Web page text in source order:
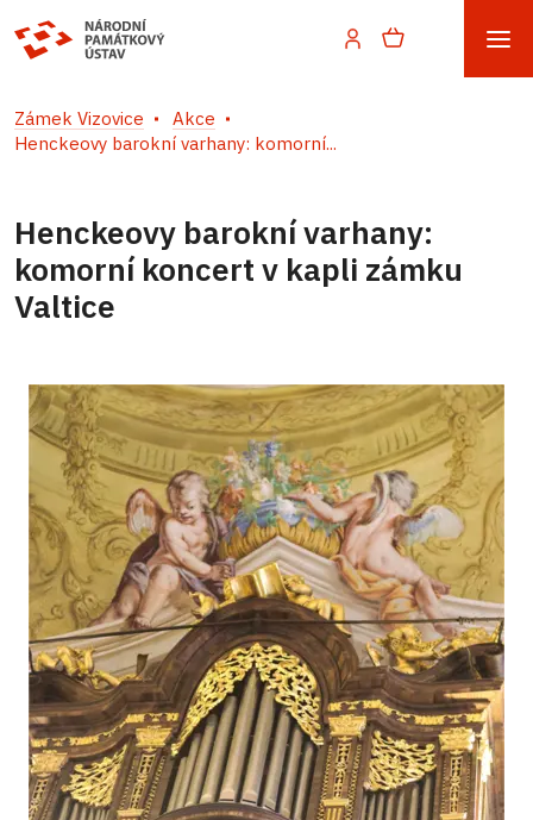
Zámek Vizovice
Akce
Henckeovy barokní varhany: komorní...
Henckeovy barokní varhany:
komorní koncert v kapli zámku
Valtice